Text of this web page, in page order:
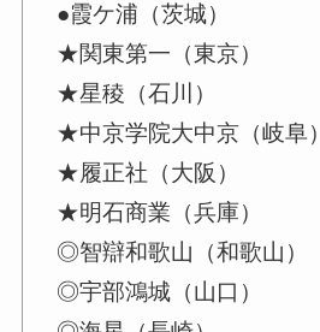
●霞ケ浦（茨城）
★関東第一（東京）
★星稜（石川）
★中京学院大中京（岐阜）
★履正社（大阪）
★明石商業（兵庫）
◎智辯和歌山（和歌山）
◎宇部鴻城（山口）